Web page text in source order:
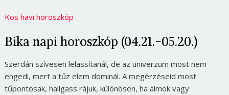
Kos havi horoszkóp
Bika napi horoszkóp (04.21.-05.20.)
Szerdán szívesen lelassítanál, de az univerzum most nem
engedi, mert a tűz elem dominál. A megérzéseid most
tűpontosak, hallgass rájuk, különösen, ha álmok vagy